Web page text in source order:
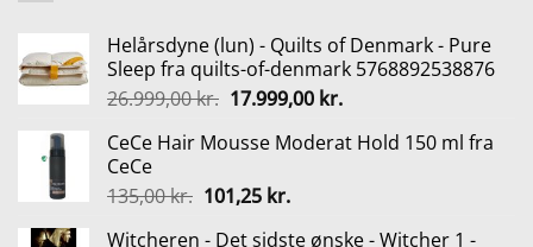
Helårsdyne (lun) - Quilts of Denmark - Pure
Sleep fra quilts-of-denmark 5768892538876
26.999,00kr. Den
pris
26.999,00 kr..
17.999,00 kr.Den
pris
CeCe Hair Mousse Moderat Hold 150 ml fra
CeCe
135,00kr. Den
101,25 kr.Den
Witcheren - Det sidste ønske - Witcher 1 -